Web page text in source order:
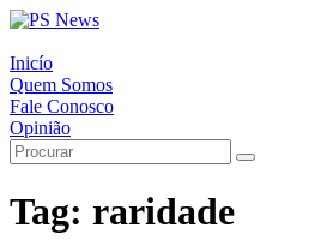
Inicío
Quem Somos
Fale Conosco
Opinião
Tag: raridade